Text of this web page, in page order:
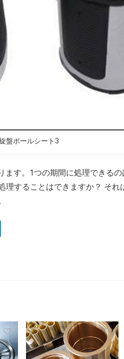
盤ボールシート3
ます。1つの期間に処理できる
理することはできますか？ それ